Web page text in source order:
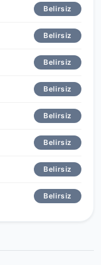
Belirsiz
Belirsiz
Belirsiz
Belirsiz
Belirsiz
Belirsiz
Belirsiz
Belirsiz